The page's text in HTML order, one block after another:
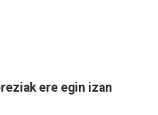
ere egin izan